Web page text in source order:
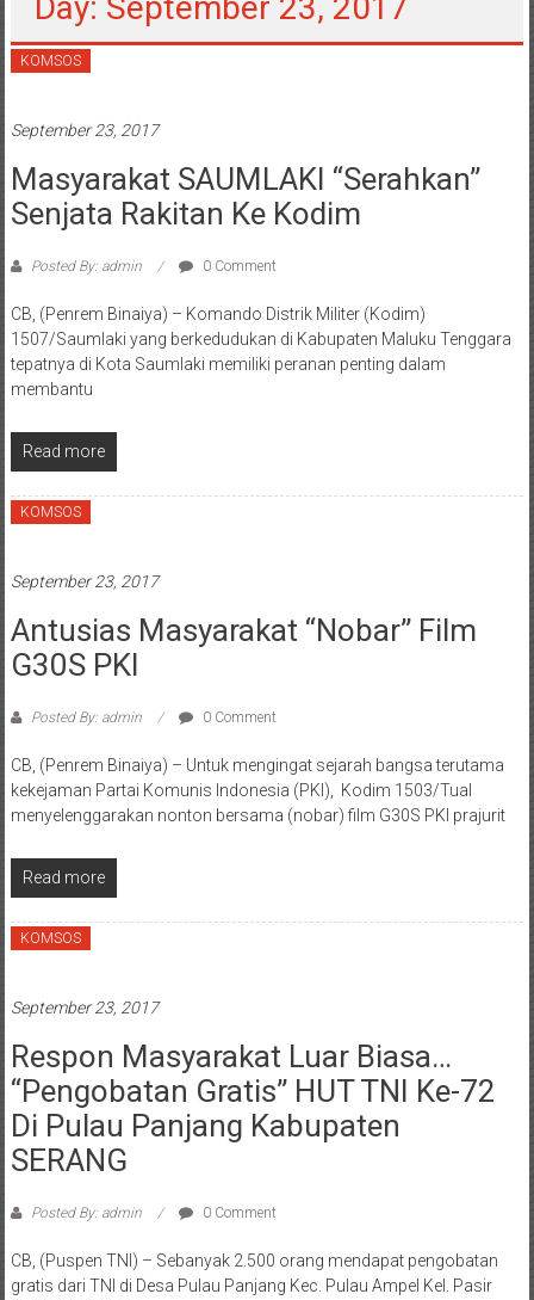
Day: September 23, 2017
KOMSOS
September 23, 2017
Masyarakat SAUMLAKI “Serahkan”
Senjata Rakitan Ke Kodim
Posted By: admin 0 Comment
CB, (Penrem Binaiya) – Komando Distrik Militer (Kodim)
1507/Saumlaki yang berkedudukan di Kabupaten Maluku Tenggara
tepatnya di Kota Saumlaki memiliki peranan penting dalam
membantu
Read more
KOMSOS
September 23, 2017
Antusias Masyarakat “Nobar” Film
G30S PKI
Posted By: admin 0 Comment
CB, (Penrem Binaiya) – Untuk mengingat sejarah bangsa terutama
kekejaman Partai Komunis Indonesia (PKI), Kodim 1503/Tual
menyelenggarakan nonton bersama (nobar) film G30S PKI prajurit
Read more
KOMSOS
September 23, 2017
Respon Masyarakat Luar Biasa…
“Pengobatan Gratis” HUT TNI Ke-72
Di Pulau Panjang Kabupaten
SERANG
Posted By: admin 0 Comment
CB, (Puspen TNI) – Sebanyak 2.500 orang mendapat pengobatan
gratis dari TNI di Desa Pulau Panjang Kec. Pulau Ampel Kel. Pasir